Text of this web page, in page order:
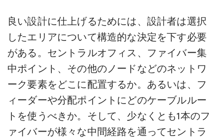
良い設計に仕上げるためには、設計者は選択
したエリアについて構造的な決定を下す必要
がある。セントラルオフィス、ファイバー集
中ポイント、その他のノードなどのネットワ
ーク要素をどこに配置するか。あるいは、フ
ィーダーや分配ポイントにどのケーブルルー
トを使うべきか。そして、少なくとも1本のフ
ァイバーが様々な中間経路を通ってセントラ